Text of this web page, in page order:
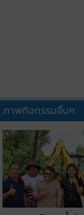
ภาพกิจกรรมอื่นๆ